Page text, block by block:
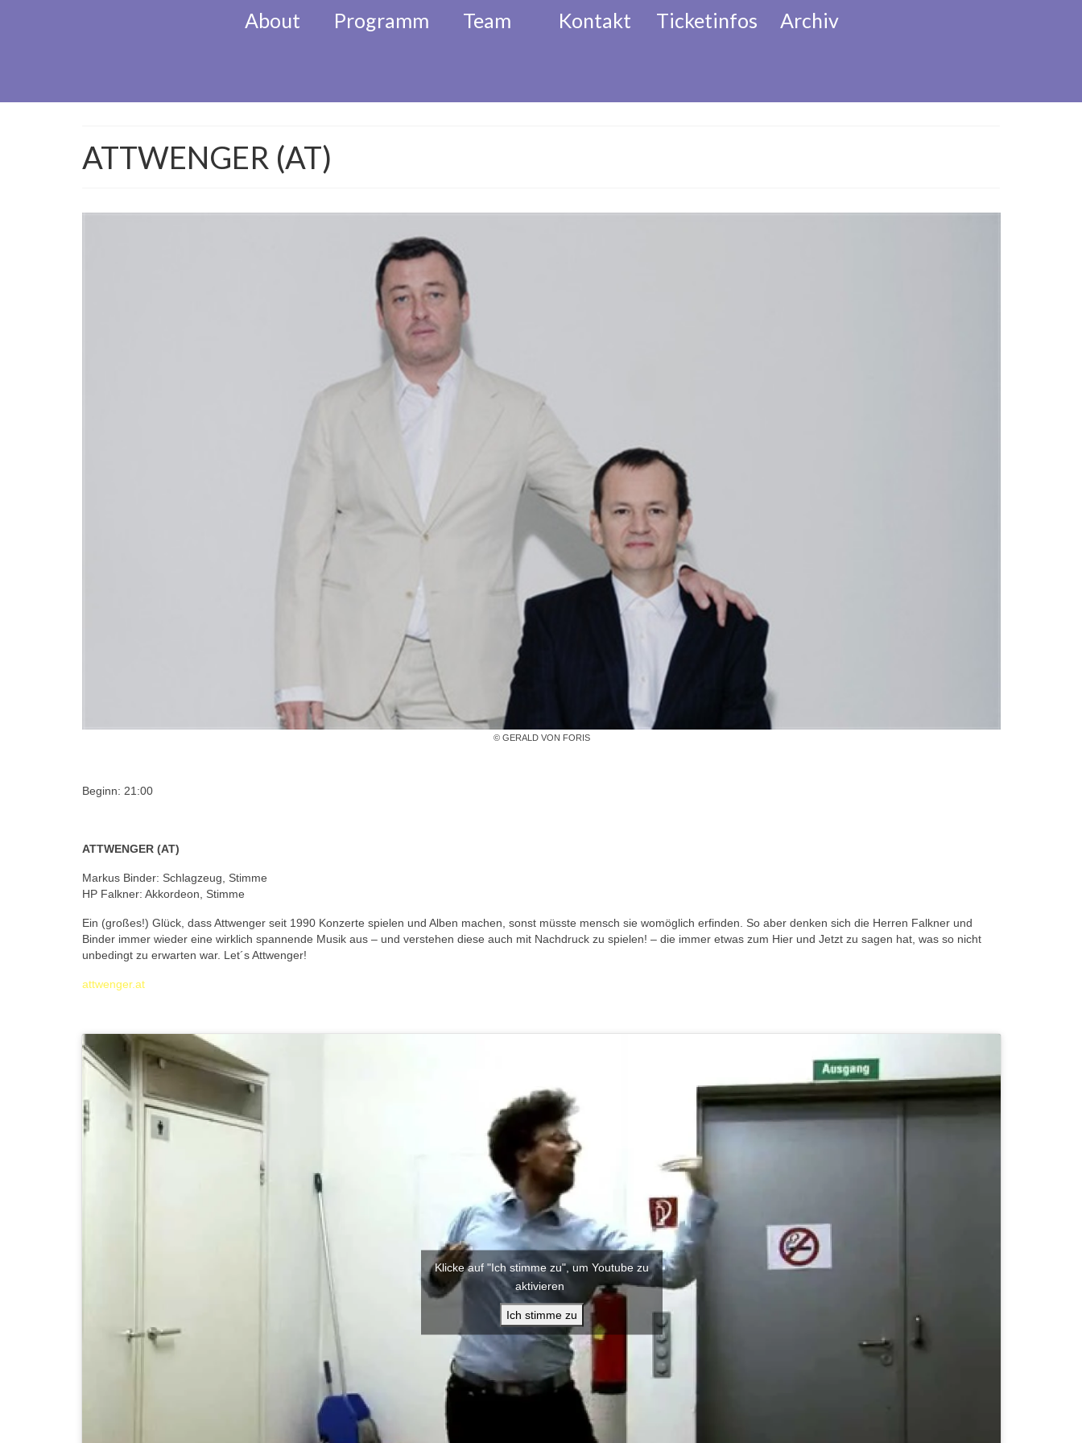
About Programm Team Kontakt Ticketinfos Archiv
ATTWENGER (AT)
© GERALD VON FORIS
Beginn: 21:00
ATTWENGER (AT)
Markus Binder: Schlagzeug, Stimme
HP Falkner: Akkordeon, Stimme
Ein (großes!) Glück, dass Attwenger seit 1990 Konzerte spielen und Alben machen, sonst müsste mensch sie womöglich erfinden. So aber denken sich die Herren Falkner und
Binder immer wieder eine wirklich spannende Musik aus – und verstehen diese auch mit Nachdruck zu spielen! – die immer etwas zum Hier und Jetzt zu sagen hat, was so nicht
unbedingt zu erwarten war. Let´s Attwenger!
attwenger.at
Klicke auf "Ich stimme zu", um Youtube zu
aktivieren
Ich stimme zu